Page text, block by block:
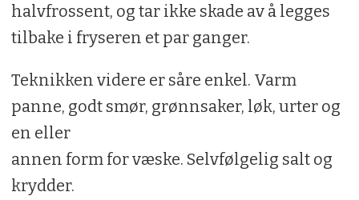
halvfrossent, og tar ikke skade av å legges
tilbake i fryseren et par ganger.
Teknikken videre er såre enkel. Varm
panne, godt smør, grønnsaker, løk, urter og
en eller
annen form for væske. Selvfølgelig salt og
krydder.